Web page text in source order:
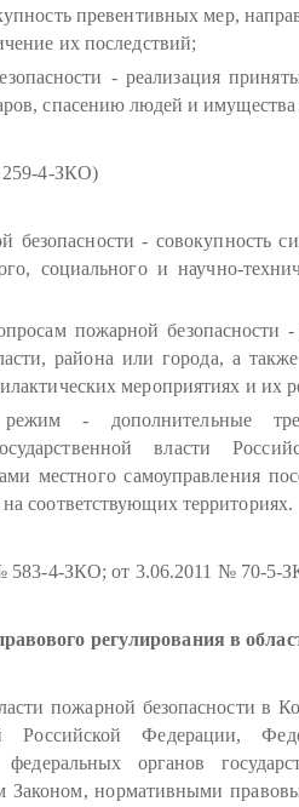
превентивных мер,
их последствий;
- реализация
спасению людей и имущества
259-4-ЗКО)
безопасности - совокупность
социального и научно-
пожарной
района или города, а
мероприятиях и их
- дополнительные
власти
местного самоуправления
соответствующих территориях.
583-4-ЗКО; от 3.06.2011 № 70-5-
регулирования в
пожарной безопасности в
Российской Федерации,
органов
Законом, нормативными